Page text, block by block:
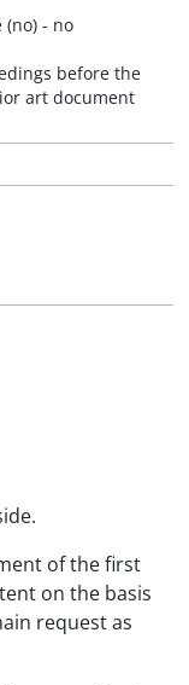
- no
before the
art document
of the first
on the basis
request as